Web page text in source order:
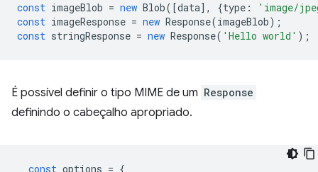
const imageBlob = new Blob([data], {type :
'image/
const imageResponse = new Response(imageBlob);
const stringResponse = new Response( 'Hello world' );
É possível definir o tipo MIME de um Response
definindo o cabeçalho apropriado.
const options = {